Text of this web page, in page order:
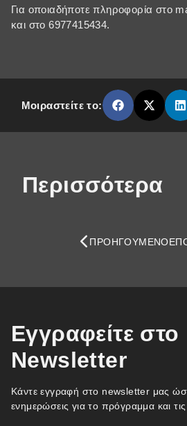
Για οποιαδήποτε πληροφορία στο
και στο 6977415434.
Μοιραστείτε το:
Περισσότερα
ΠΡΟΗΓΟΎΜΕΝΟ
Εγγραφείτε στο
Newsletter
Κάντε εγγραφή στο newsletter μας
ενημερώσεις για το πρόγραμμα και